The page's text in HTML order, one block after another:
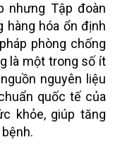
nhưng Tập đoàn
hàng hóa ổn định
phòng chống
là một trong số ít
nguyên liệu
quốc tế của
khỏe, giúp tăng